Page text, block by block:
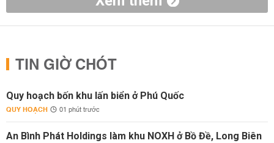
TIN GIỜ CHÓT
Quy hoạch bốn khu lấn biển ở Phú Quốc
QUY HOẠCH 01 phút trước
An Bình Phát Holdings làm khu NOXH ở Bồ Đề, Long Biên